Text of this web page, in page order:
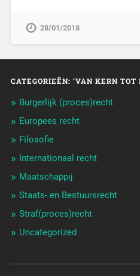
28/01/2018
CATEGORIEËN: ‘VAN KERN TOT
Burgerlijk (proces)recht
Europees recht
Filosofie
Internationaal recht
Maatschappij
Staats- en Bestuursrecht
Straf(proces)recht
Uncategorized